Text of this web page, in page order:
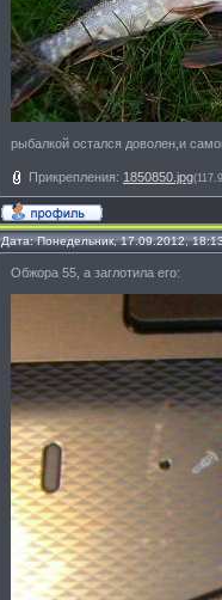
рыбалкой остался доволен,и
Прикрепления: 1850850.jpg
Дата: Понедельник, 17.09.2012,
Обжора 55, а заглотила его: